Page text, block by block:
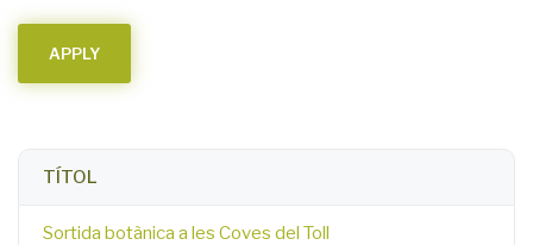
TÍTOL
Sortida botànica a les Coves del Toll